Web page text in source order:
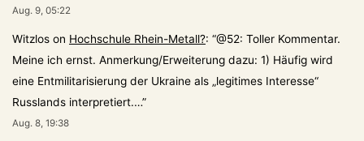
Aug. 9, 05:22
Witzlos on Hochschule Rhein-Metall?: “@52: Toller Kommentar.
Meine ich ernst. Anmerkung/Erweiterung dazu: 1) Häufig wird
eine Entmilitarisierung der Ukraine als „legitimes Interesse“
Russlands interpretiert.…”
Aug. 8, 19:38